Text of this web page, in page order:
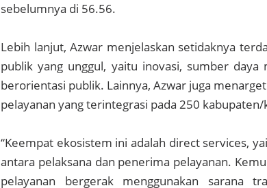
sebelumnya di 56.56.
Lebih lanjut, Azwar menjelaskan setidaknya
publik yang unggul, yaitu inovasi, sumber daya
berorientasi publik. Lainnya, Azwar juga
pelayanan yang terintegrasi pada 250
“Keempat ekosistem ini adalah direct services,
antara pelaksana dan penerima pelayanan.
pelayanan bergerak menggunakan sarana